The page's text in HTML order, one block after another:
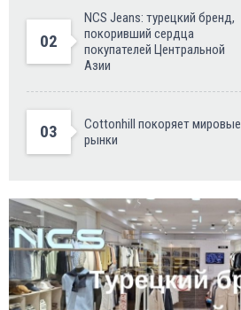
02
NCS Jeans: турецкий бренд,
покоривший сердца
покупателей Центральной
Азии
03
Cottonhill покоряет мировые
рынки